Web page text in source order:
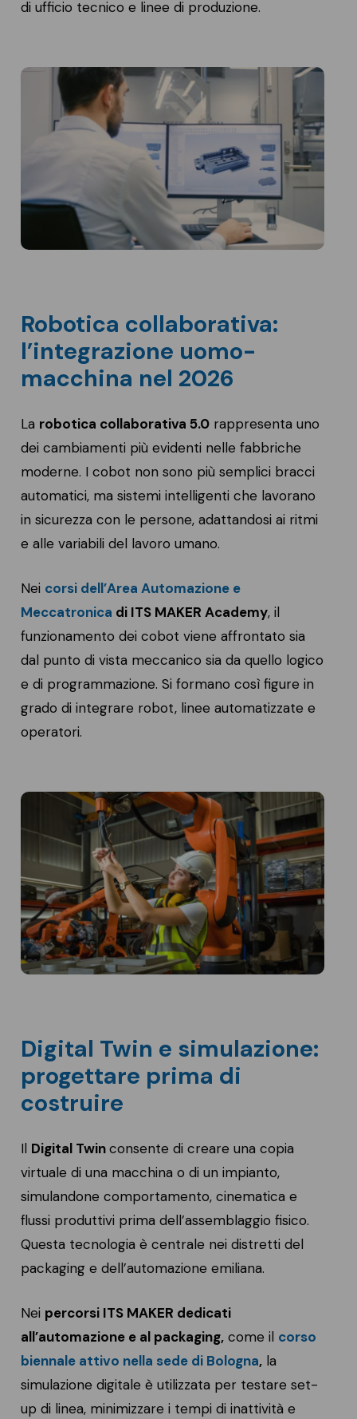
di ufficio tecnico e linee di produzione.
Robotica collaborativa:
l’integrazione uomo-
macchina nel 2026
La robotica collaborativa 5.0 rappresenta uno
dei cambiamenti più evidenti nelle fabbriche
moderne. I cobot non sono più semplici bracci
automatici, ma sistemi intelligenti che lavorano
in sicurezza con le persone, adattandosi ai ritmi
e alle variabili del lavoro umano.
Nei corsi dell’Area Automazione e
Meccatronica di ITS MAKER Academy, il
funzionamento dei cobot viene affrontato sia
dal punto di vista meccanico sia da quello logico
e di programmazione. Si formano così figure in
grado di integrare robot, linee automatizzate e
operatori.
Digital Twin e simulazione:
progettare prima di
costruire
Il Digital Twinconsente di creare una copia
virtuale di una macchina o di un impianto,
simulandone comportamento, cinematica e
flussi produttivi prima dell’assemblaggio fisico.
Questa tecnologia è centrale nei distretti del
packaging e dell’automazione emiliana.
Nei percorsi ITS MAKER dedicati
all’automazione e al packaging, come il corso
biennale attivo nella sede di Bologna, la
simulazione digitale è utilizzata per testare set-
up di linea, minimizzare i tempi di inattività e